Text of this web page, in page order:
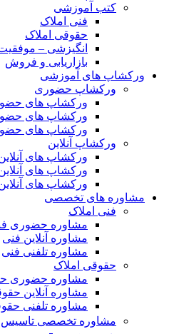
کتب آموزشی
فنی املاک
حقوقی املاک
انگیزشی –
بازاریابی و فروش
ورکشاپ های آموزشی
ورکشاپ حضوری
ورکشاپ های
ورکشاپ های
ورکشاپ های
ورکشاپ آنلاین
ورکشاپ های
ورکشاپ های
ورکشاپ های
مشاوره های تخصصی
فنی املاک
مشاوره حضوری
مشاوره آنلاین فنی
مشاوره تلفنی فنی
حقوقی املاک
مشاوره حضوری
مشاوره آنلاین
مشاوره تلفنی
مشاوره تخصصی تاسیس